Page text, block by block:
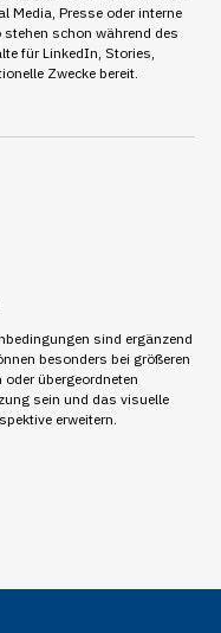
Media, Presse oder interne
schon während des
für LinkedIn, Stories,
Zwecke bereit.
sind ergänzend
besonders bei größeren
übergeordneten
sein und das visuelle
erweitern.